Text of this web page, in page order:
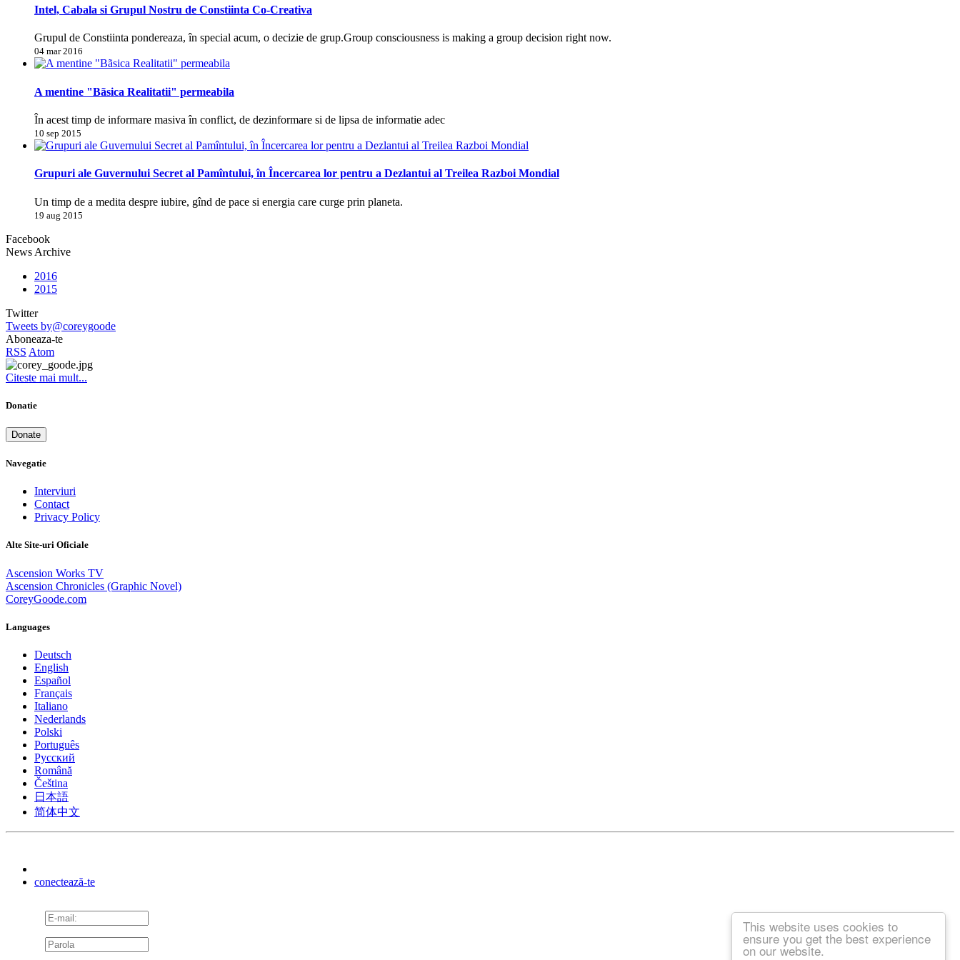
This website uses cookies to
ensure you get the best experience
on our website.
Intel, Cabala si Grupul Nostru de Constiinta Co-Creativa
Grupul de Constiinta pondereaza, în special acum, o decizie de grup.Group consciousness is making a group decision right now.
04 mar 2016
A mentine "Bãsica Realitatii" permeabila
În acest timp de informare masiva în conflict, de dezinformare si de lipsa de informatie adec
10 sep 2015
Grupuri ale Guvernului Secret al Pamîntului, în Încercarea lor pentru a Dezlantui al Treilea Razboi Mondial
Un timp de a medita despre iubire, gînd de pace si energia care curge prin planeta.
19 aug 2015
Facebook
News Archive
2016
2015
Twitter
Tweets by@coreygoode
Aboneaza-te
RSS Atom
Citeste mai mult...
Donatie
Donate
Navegatie
Interviuri
Contact
Privacy Policy
Alte Site-uri Oficiale
Ascension Works TV
Ascension Chronicles (Graphic Novel)
CoreyGoode.com
Languages
Deutsch
English
Español
Français
Italiano
Nederlands
Polski
Português
Pусский
Română
Čeština
日本語
简体中文
conectează-te